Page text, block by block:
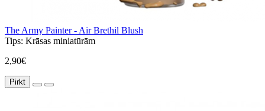
The Army Painter - Air Brethil Blush
Tips: Krāsas miniatūrām
2,90€
Pirkt